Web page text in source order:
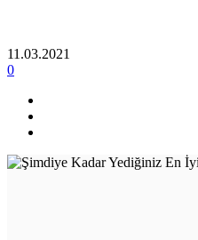
11.03.2021
0